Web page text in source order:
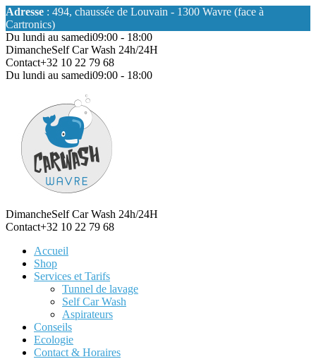
Adresse : 494, chaussée de Louvain - 1300 Wavre (face à
Cartronics)
Du lundi au samedi09:00 - 18:00
DimancheSelf Car Wash 24h/24H
Contact+32 10 22 79 68
Du lundi au samedi09:00 - 18:00
DimancheSelf Car Wash 24h/24H
Contact+32 10 22 79 68
Accueil
Shop
Services et Tarifs
Tunnel de lavage
Self Car Wash
Aspirateurs
Conseils
Ecologie
Contact & Horaires